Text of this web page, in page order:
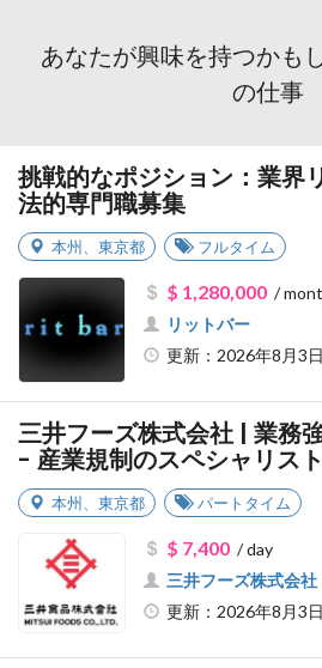
あなたが興味を持つかも
の仕事
挑戦的なポジション：業界
法的専門職募集
本州 東京都 フルタイム
$ 1,280,000/
リットバー
更新：2026年8月3日
三井フーズ株式会社 | 業務
- 産業規制のスペシャリスト
本州 東京都 パートタイム
$ 7,400/ day
三井フーズ株式会社
更新：2026年8月3日